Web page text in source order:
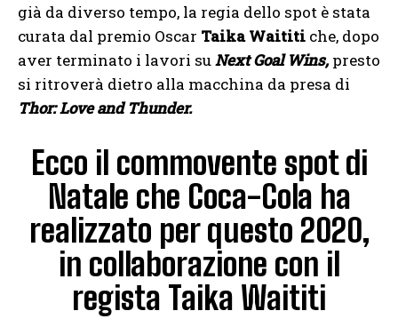
già da diverso tempo, la regia dello spot è stata
curata dal premio Oscar Taika Waititi che, dopo
aver terminato i lavori suNext Goal Wins,presto
si ritroverà dietro alla macchina da presa di
Thor: Love and Thunder.
Ecco il commovente spot di
Natale che Coca-Cola ha
realizzato per questo 2020,
in collaborazione con il
regista Taika Waititi